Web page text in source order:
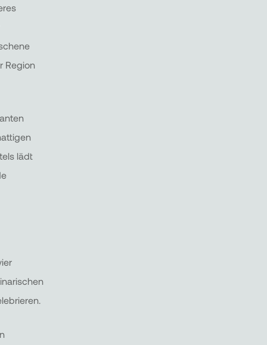
Region
lädt